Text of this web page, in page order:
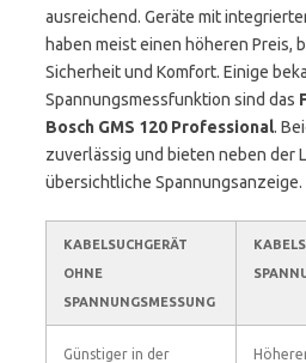
ausreichend. Geräte mit
haben meist einen höheren Preis,
Sicherheit und Komfort. Einige
Spannungsmessfunktion sind das
Bosch GMS 120 Professional.
zuverlässig und bieten neben der
übersichtliche Spannungsanzeige.
KABELSUCHGERÄT
OHNE
SPANNUNGSMESSUNG
Günstiger in der